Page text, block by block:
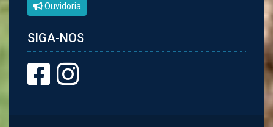
Ouvidoria
SIGA-NOS